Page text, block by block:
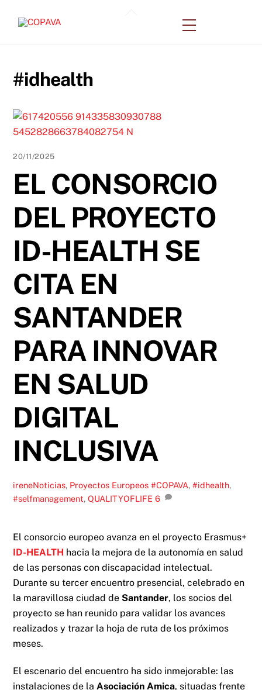
Menu
#idhealth
20/11/2025
EL CONSORCIO
DEL PROYECTO
ID-HEALTH SE
CITA EN
SANTANDER
PARA INNOVAR
EN SALUD
DIGITAL
INCLUSIVA
ireneNoticias, Proyectos Europeos #COPAVA,#idhealth,
#selfmanagement,QUALITYOFLIFE 6
El consorcio europeo avanza en el proyecto Erasmus+
ID-HEALTH hacia la mejora de la autonomía en salud
de las personas con discapacidad intelectual.
Durante su tercer encuentro presencial, celebrado en
la maravillosa ciudad de Santander, los socios del
proyecto se han reunido para validar los avances
realizados y trazar la hoja de ruta de los próximos
meses.
El escenario del encuentro ha sido inmejorable: las
instalaciones de la Asociación Amica, situadas frente